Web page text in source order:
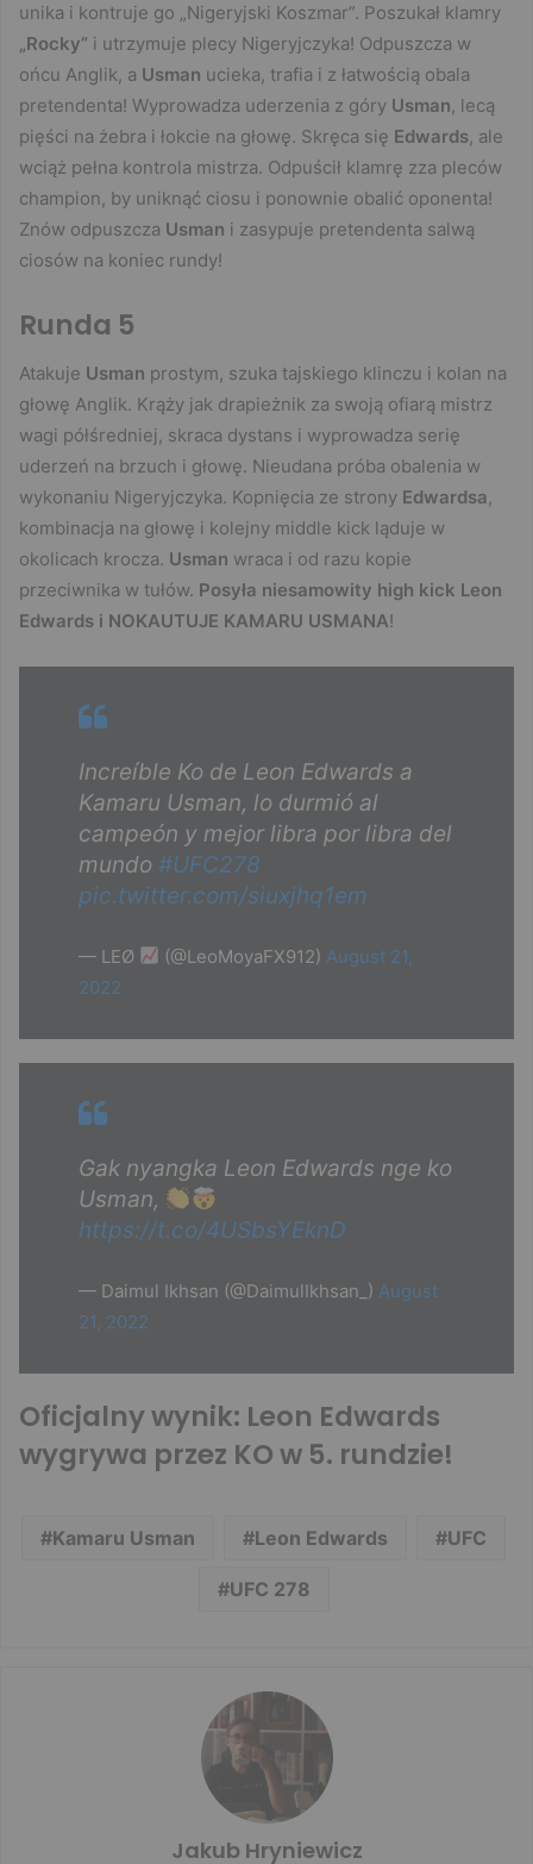
unika i kontruje go „Nigeryjski Koszmar”. Poszukał klamry
„Rocky” i utrzymuje plecy Nigeryjczyka! Odpuszcza w
ońcu Anglik, a Usman ucieka, trafia i z łatwością obala
pretendenta! Wyprowadza uderzenia z góry Usman, lecą
pięści na żebra i łokcie na głowę. Skręca się Edwards, ale
wciąż pełna kontrola mistrza. Odpuścił klamrę zza pleców
champion, by uniknąć ciosu i ponownie obalić oponenta!
Znów odpuszcza Usman i zasypuje pretendenta salwą
ciosów na koniec rundy!
Runda 5
Atakuje Usman prostym, szuka tajskiego klinczu i kolan na
głowę Anglik. Krąży jak drapieżnik za swoją ofiarą mistrz
wagi półśredniej, skraca dystans i wyprowadza serię
uderzeń na brzuch i głowę. Nieudana próba obalenia w
wykonaniu Nigeryjczyka. Kopnięcia ze strony Edwardsa,
kombinacja na głowę i kolejny middle kick ląduje w
okolicach krocza. Usman wraca i od razu kopie
przeciwnika w tułów. Posyła niesamowity high kick Leon
Edwards i NOKAUTUJE KAMARU USMANA!
Increíble Ko de Leon Edwards a
Kamaru Usman, lo durmió al
campeón y mejor libra por libra del
mundo #UFC278
pic.twitter.com/siuxjhq1em
— LEØ (@LeoMoyaFX912) August 21,
2022
Gak nyangka Leon Edwards nge ko
Usman,
https://t.co/4USbsYEknD
— Daimul Ikhsan (@DaimulIkhsan_) August
21, 2022
Oficjalny wynik: Leon Edwards
wygrywa przez KO w 5. rundzie!
Kamaru Usman Leon Edwards UFC
UFC 278
Jakub Hryniewicz